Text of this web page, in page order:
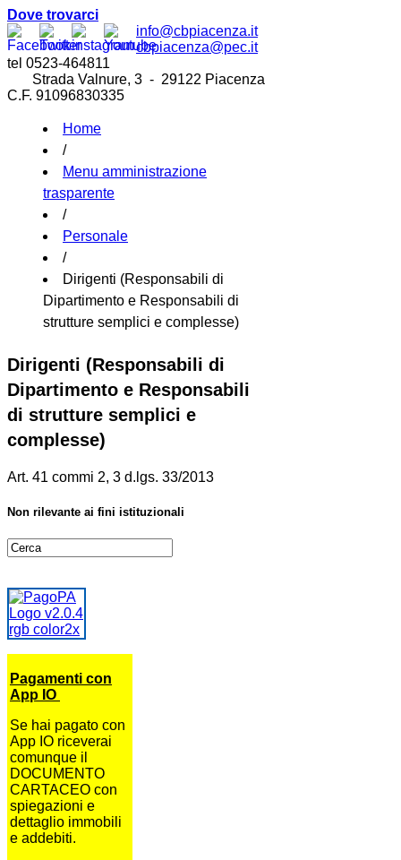
Dove trovarci
info@cbpiacenza.it
cbpiacenza@pec.it
tel 0523-464811
Strada Valnure, 3 - 29122 Piacenza
C.F. 91096830335
Home
/
Menu amministrazione
trasparente
/
Personale
/
Dirigenti (Responsabili di
Dipartimento e Responsabili di
strutture semplici e complesse)
Dirigenti (Responsabili di
Dipartimento e Responsabili
di strutture semplici e
complesse)
Art. 41 commi 2, 3 d.lgs. 33/2013
Non rilevante ai fini istituzionali
Pagamenti con
App IO
Se hai pagato con
App IO riceverai
comunque il
DOCUMENTO
CARTACEO con
spiegazioni e
dettaglio immobili
e addebiti.